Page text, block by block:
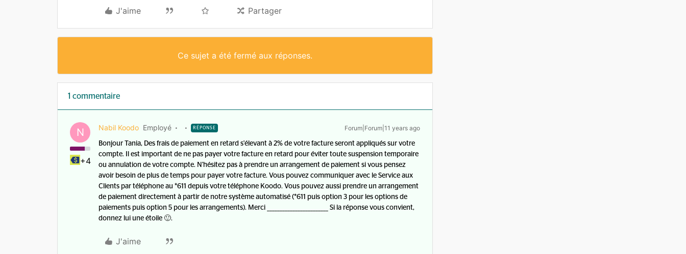
J'aime Partager
Ce sujet a été fermé aux réponses.
1 commentaire
N
+4
Nabil Koodo Employé RÉPONSE Forum|Forum|11 years ago
Bonjour Tania, Des frais de paiement en retard s'élevant à 2% de votre facture seront appliqués sur votre
compte. Il est important de ne pas payer votre facture en retard pour éviter toute suspension temporaire
ou annulation de votre compte. N'hésitez pas à prendre un arrangement de paiement si vous pensez
avoir besoin de plus de temps pour payer votre facture. Vous pouvez communiquer avec le Service aux
Clients par téléphone au *611 depuis votre téléphone Koodo. Vous pouvez aussi prendre un arrangement
de paiement directement à partir de notre système automatisé (*611 puis option 3 pour les options de
paiements puis option 5 pour les arrangements). Merci ________________________ Si la réponse vous convient,
donnez lui une étoile 🙂.
J'aime